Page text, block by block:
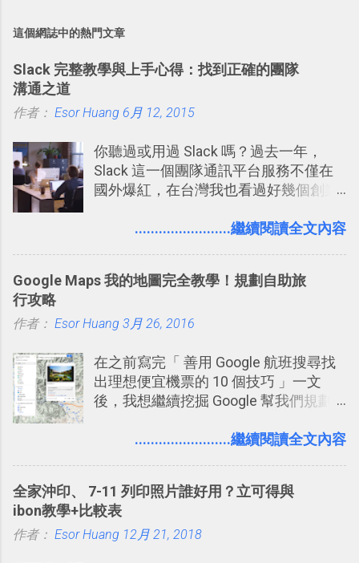
這個網誌中的熱門文章
Slack 完整教學與上手心得：找到正確的團隊
溝通之道
作者： Esor Huang 6月 12, 2015
你聽過或用過 Slack 嗎？過去一年，
Slack 這一個團隊通訊平台服務不僅在
國外爆紅，在台灣我也看過好幾個創業
理，到底 Slack 有什麼魅力？它是不是
有機會在一個專案合作中使用了 Slack
點： 1. 「 很有趣 」： Slack 裡擁有跟
聊天打屁、傳送有趣影音圖文的功能。
2. 「 有效率 」：但是 Slack 的頻道、群
組機制讓茶水間的聊天，不會干擾工作
事可以從聊天中記錄重點。 3. 「 有彈性
的軟體則讓同事可以在任何地方和公司
保持聯繫。 如果你需要中文版的同類平
台，可以參考： JANDI 高效率團隊通訊
........................繼續閱讀全文內容
Google Maps 我的地圖完全教學！規劃自助旅
行攻略
作者： Esor Huang 3月 26, 2016
在之前寫完「 善用 Google 航班搜尋找
出理想便宜機票的 10 個技巧 」一文
後，我想繼續挖掘 Google 幫我們規劃
入的來聊聊 Google 的「我的地圖」服
線，對商務需求來說可以打造出一張一
張資料地圖（例如我之前在製作一本新
書時建立的「 台灣推薦空拍地點地圖
........................繼續閱讀全文內容
全家沖印、 7-11 列印照片誰好用？立可得與
ibon教學+比較表
作者： Esor Huang 12月 21, 2018